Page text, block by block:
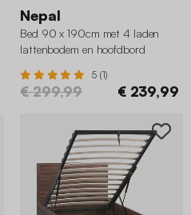
Nepal
Bed 90 x 190cm met 4 laden
lattenbodem en hoofdbord
5 (1)
€ 299,99 € 239,99